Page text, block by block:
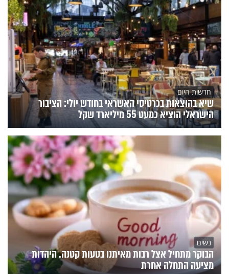
חדשות היום
שיא בהוצאות בכרטיסי האשראי בחודש יולי: הציבור
הישראלי הוציא כמעט 55 מיליארד שקל
נשים
הבוקר מתחיל אצל רבות מאיתנו בטעות קטנה. היהדות
מציעה התחלה אחרת